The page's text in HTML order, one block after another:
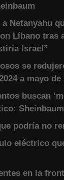
Netanyahu
Líbano tras
Israel”
se
a mayo de
buscan
Sheinbaum
podría no
eléctrico
en la